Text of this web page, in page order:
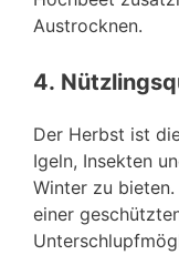
Austrocknen.
4.
Der Herbst ist
Igeln, Insekten
Winter zu
einer